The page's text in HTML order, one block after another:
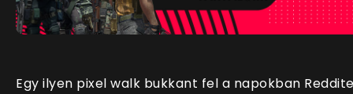
Egy ilyen pixel walk bukkant fel a napokban